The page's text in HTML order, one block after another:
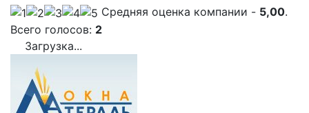
Cредняя оценка компании - 5,00.
Всего голосов: 2
Загрузка...